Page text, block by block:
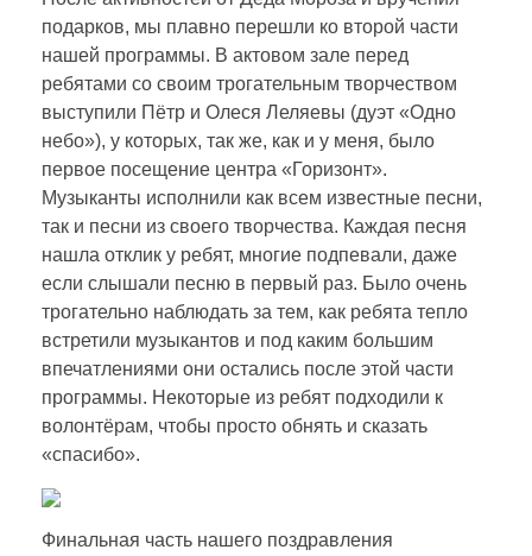
подарков, мы плавно перешли ко второй части
нашей программы. В актовом зале перед
ребятами со своим трогательным творчеством
выступили Пётр и Олеся Леляевы (дуэт «Одно
небо»), у которых, так же, как и у меня, было
первое посещение центра «Горизонт».
Музыканты исполнили как всем известные песни,
так и песни из своего творчества. Каждая песня
нашла отклик у ребят, многие подпевали, даже
если слышали песню в первый раз. Было очень
трогательно наблюдать за тем, как ребята тепло
встретили музыкантов и под каким большим
впечатлениями они остались после этой части
программы. Некоторые из ребят подходили к
волонтёрам, чтобы просто обнять и сказать
«спасибо».
Финальная часть нашего поздравления